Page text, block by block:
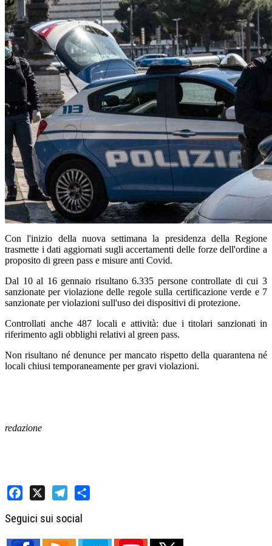
Con l'inizio della nuova settimana la presidenza della Regione
trasmette i dati aggiornati sugli accertamenti delle forze dell'ordine a
proposito di green pass e misure anti Covid.
Dal 10 al 16 gennaio risultano 6.335 persone controllate di cui 3
sanzionate per violazione delle regole sulla certificazione verde e 7
sanzionate per violazioni sull'uso dei dispositivi di protezione.
Controllati anche 487 locali e attività: due i titolari sanzionati in
riferimento agli obblighi relativi al green pass.
Non risultano né denunce per mancato rispetto della quarantena né
locali chiusi temporaneamente per gravi violazioni.
redazione
Seguici sui social